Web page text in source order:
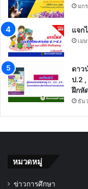
มก
แจก
เม
ดาว
ป.2 ,
ฝึกหั
ธัน
หมวดหมู่
ข่าวการศึกษา